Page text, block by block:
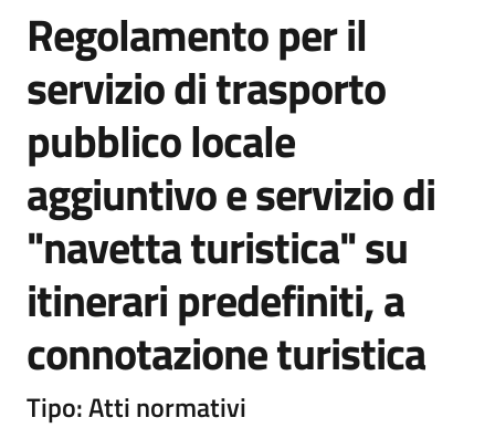
Regolamento per il
servizio di trasporto
pubblico locale
aggiuntivo e servizio di
"navetta turistica" su
itinerari predefiniti, a
connotazione turistica
Tipo: Atti normativi